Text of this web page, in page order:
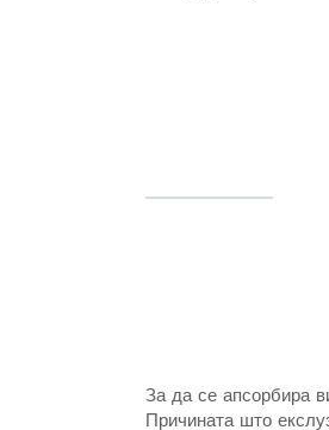
За да се апсорбира
Причината што